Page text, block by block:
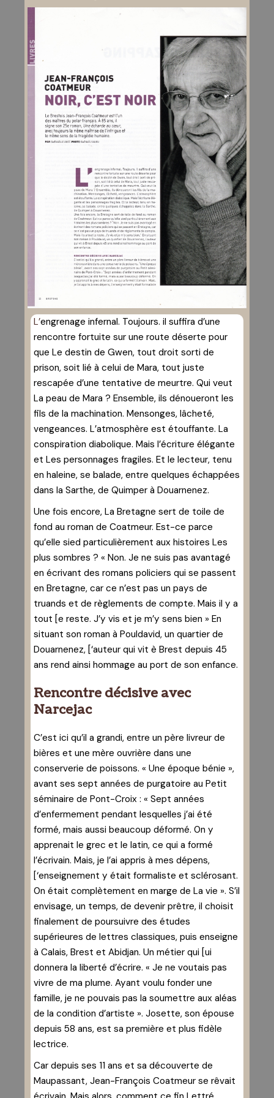
L’engrenage infernal. Toujours. il suffira d’une
rencontre fortuite sur une route déserte pour
que Le destin de Gwen, tout droit sorti de
prison, soit lié à celui de Mara, tout juste
rescapée d’une tentative de meurtre. Qui veut
La peau de Mara ? Ensemble, ils dénoueront les
fils de la machination. Mensonges, lâcheté,
vengeances. L’atmosphère est étouffante. La
conspiration diabolique. Mais l’écriture élégante
et Les personnages fragiles. Et le lecteur, tenu
en haleine, se balade, entre quelques échappées
dans la Sarthe, de Quimper à Douarnenez.
Une fois encore, La Bretagne sert de toile de
fond au roman de Coatmeur. Est-ce parce
qu’elle sied particulièrement aux histoires Les
plus sombres ? « Non. Je ne suis pas avantagé
en écrivant des romans policiers qui se passent
en Bretagne, car ce n’est pas un pays de
truands et de règlements de compte. Mais il y a
tout [e reste. J’y vis et je m’y sens bien » En
situant son roman à Pouldavid, un quartier de
Douarnenez, [‘auteur qui vit è Brest depuis 45
ans rend ainsi hommage au port de son enfance.
Rencontre décisive avec
Narcejac
C’est ici qu’il a grandi, entre un père livreur de
bières et une mère ouvrière dans une
conserverie de poissons. « Une époque bénie »,
avant ses sept années de purgatoire au Petit
séminaire de Pont-Croix : « Sept années
d’enfermement pendant lesquelles j’ai été
formé, mais aussi beaucoup déformé. 0n y
apprenait le grec et le latin, ce qui a formé
l’écrivain. Mais, je l’ai appris à mes dépens,
[‘enseignement y était formaliste et sclérosant.
0n était complètement en marge de La vie ». S’il
envisage, un temps, de devenir prêtre, il choisit
finalement de poursuivre des études
supérieures de lettres classiques, puis enseigne
à Calais, Brest et Abidjan. Un métier qui [ui
donnera la liberté d’écrire. « Je ne voutais pas
vivre de ma plume. Ayant voulu fonder une
famille, je ne pouvais pas la soumettre aux aléas
de la condition d’artiste ». Josette, son épouse
depuis 58 ans, est sa première et plus fidèle
lectrice.
Car depuis ses 11 ans et sa découverte de
Maupassant, Jean-François Coatmeur se rêvait